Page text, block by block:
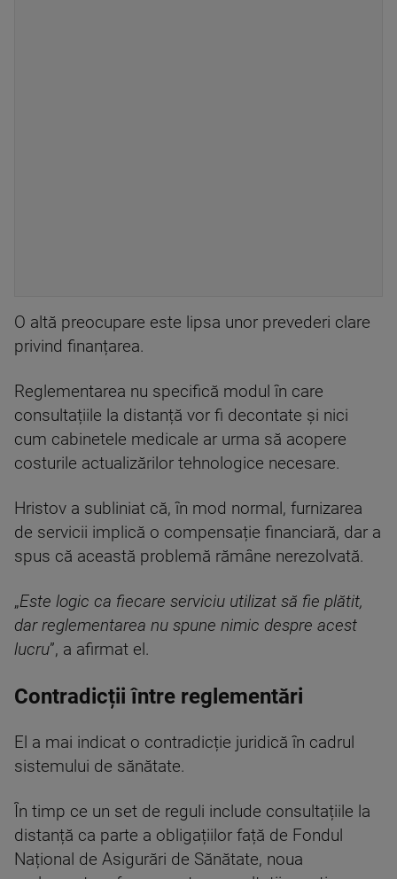
O altă preocupare este lipsa unor prevederi clare
privind finanțarea.
Reglementarea nu specifică modul în care
consultațiile la distanță vor fi decontate și nici
cum cabinetele medicale ar urma să acopere
costurile actualizărilor tehnologice necesare.
Hristov a subliniat că, în mod normal, furnizarea
de servicii implică o compensație financiară, dar a
spus că această problemă rămâne nerezolvată.
„Este logic ca fiecare serviciu utilizat să fie plătit,
dar reglementarea nu spune nimic despre acest
lucru”, a afirmat el.
Contradicții între reglementări
El a mai indicat o contradicție juridică în cadrul
sistemului de sănătate.
În timp ce un set de reguli include consultațiile la
distanță ca parte a obligațiilor față de Fondul
Național de Asigurări de Sănătate, noua